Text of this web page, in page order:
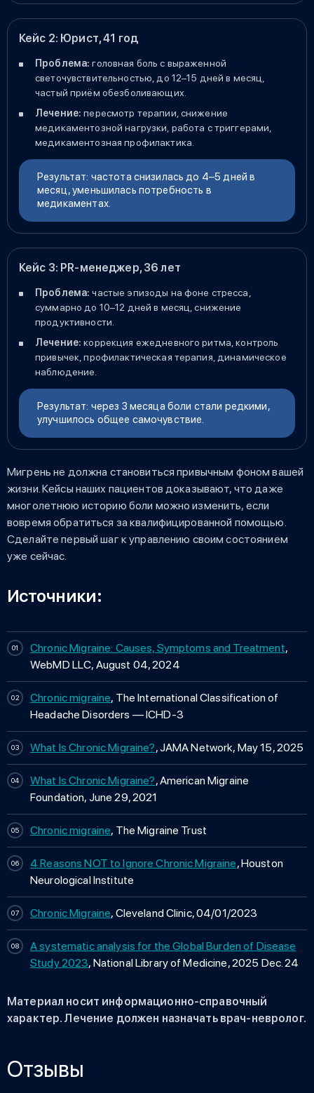
Кейс 2: Юрист, 41 год
Проблема: головная боль с выраженной
светочувствительностью, до 12–15 дней в месяц,
частый приём обезболивающих.
Лечение: пересмотр терапии, снижение
медикаментозной нагрузки, работа с триггерами,
медикаментозная профилактика.
Результат: частота снизилась до 4–5 дней в
месяц, уменьшилась потребность в
медикаментах.
Кейс 3: PR-менеджер, 36 лет
Проблема: частые эпизоды на фоне стресса,
суммарно до 10–12 дней в месяц, снижение
продуктивности.
Лечение: коррекция ежедневного ритма, контроль
привычек, профилактическая терапия, динамическое
наблюдение.
Результат: через 3 месяца боли стали редкими,
улучшилось общее самочувствие.
Мигрень не должна становиться привычным фоном вашей
жизни. Кейсы наших пациентов доказывают, что даже
многолетнюю историю боли можно изменить, если
вовремя обратиться за квалифицированной помощью.
Сделайте первый шаг к управлению своим состоянием
уже сейчас.
Источники:
Chronic Migraine: Causes, Symptoms and Treatment,
WebMD LLC, August 04, 2024
Chronic migraine, The International Classification of
Headache Disorders — ICHD-3
What Is Chronic Migraine?, JAMA Network, May 15, 2025
What Is Chronic Migraine?, American Migraine
Foundation, June 29, 2021
Chronic migraine, The Migraine Trust
4 Reasons NOT to Ignore Chronic Migraine, Houston
Neurological Institute
Chronic Migraine, Cleveland Clinic, 04/01/2023
A systematic analysis for the Global Burden of Disease
Study 2023, National Library of Medicine, 2025 Dec. 24
Материал носит информационно-справочный
характер. Лечение должен назначать врач-невролог.
Отзывы